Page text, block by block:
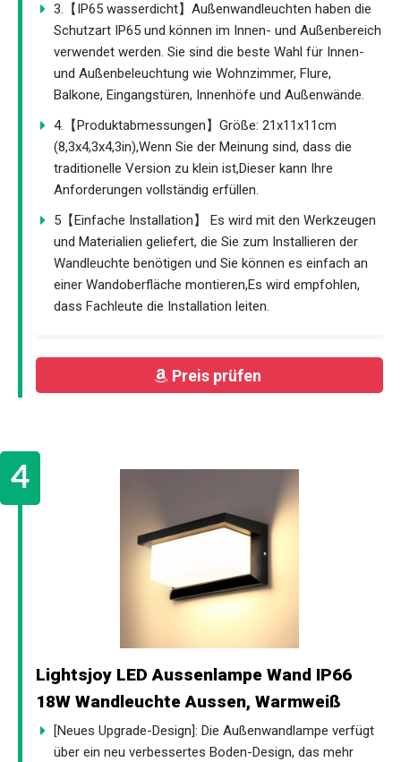
3.【IP65 wasserdicht】Außenwandleuchten haben die
Schutzart IP65 und können im Innen- und Außenbereich
verwendet werden. Sie sind die beste Wahl für Innen-
und Außenbeleuchtung wie Wohnzimmer, Flure,
Balkone, Eingangstüren, Innenhöfe und Außenwände.
4.【Produktabmessungen】Größe: 21x11x11cm
(8,3x4,3x4,3in),Wenn Sie der Meinung sind, dass die
traditionelle Version zu klein ist,Dieser kann Ihre
Anforderungen vollständig erfüllen.
5【Einfache Installation】 Es wird mit den Werkzeugen
und Materialien geliefert, die Sie zum Installieren der
Wandleuchte benötigen und Sie können es einfach an
einer Wandoberfläche montieren,Es wird empfohlen,
dass Fachleute die Installation leiten.
Preis prüfen
Lightsjoy LED Aussenlampe Wand IP66
18W Wandleuchte Aussen, Warmweiß
[Neues Upgrade-Design]: Die Außenwandlampe verfügt
über ein neu verbessertes Boden-Design, das mehr